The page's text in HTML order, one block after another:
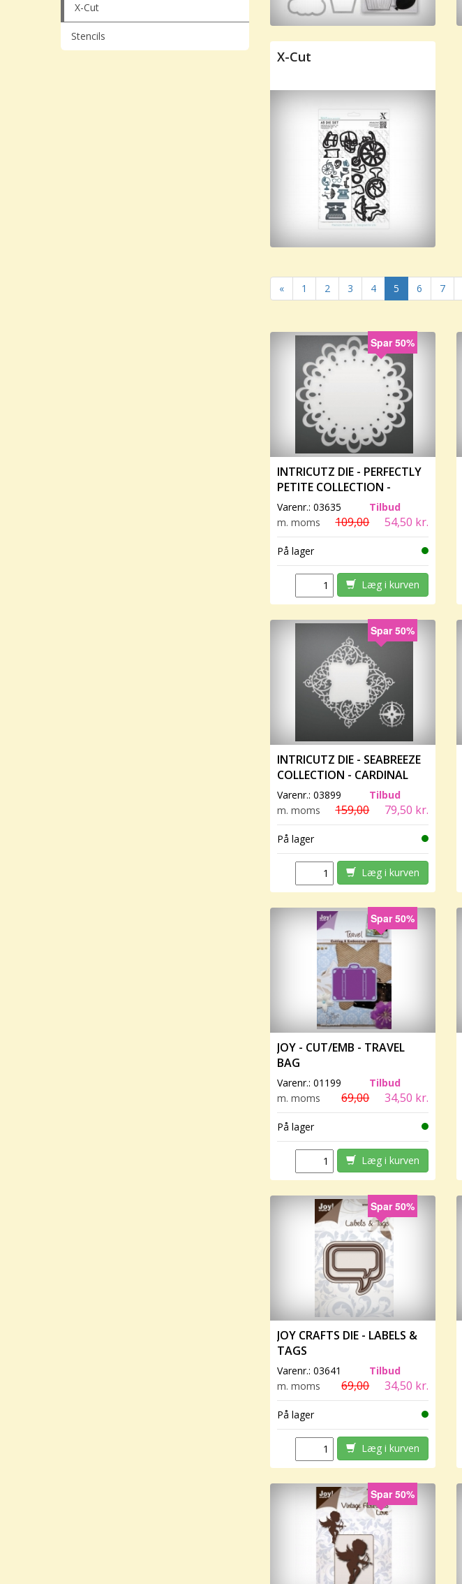
X-Cut
Stencils
X-Cut
« 1 2 3 4 5 6 7
Spar 50%
INTRICUTZ DIE - PERFECTLY
PETITE COLLECTION -
FLORENCE
Varenr.: 03635
Tilbud
m. moms
109,00 54,50 kr.
På lager
Læg i kurven
Spar 50%
INTRICUTZ DIE - SEABREEZE
COLLECTION - CARDINAL
FRAME
Varenr.: 03899
Tilbud
m. moms
159,00 79,50 kr.
På lager
Læg i kurven
Spar 50%
JOY - CUT/EMB - TRAVEL
BAG
Varenr.: 01199
Tilbud
m. moms
69,00 34,50 kr.
På lager
Læg i kurven
Spar 50%
JOY CRAFTS DIE - LABELS &
TAGS
Varenr.: 03641
Tilbud
m. moms
69,00 34,50 kr.
På lager
Læg i kurven
Spar 50%